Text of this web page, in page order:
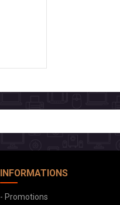
INFORMATIONS
- Promotions